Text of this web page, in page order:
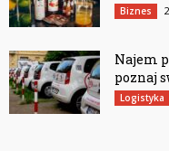
Biznes
Najem
poznaj
Logistyka